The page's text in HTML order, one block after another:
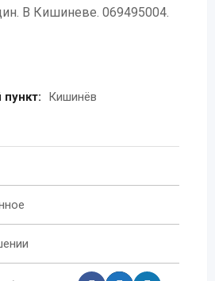
В Кишиневе. 069495004.
Кишинёв